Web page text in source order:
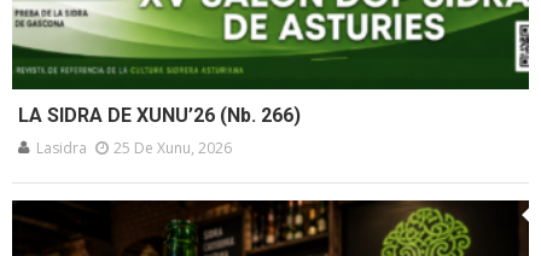
LA SIDRA DE XUNU’26 (Nb. 266)
Lasidra 25 De Xunu, 2026